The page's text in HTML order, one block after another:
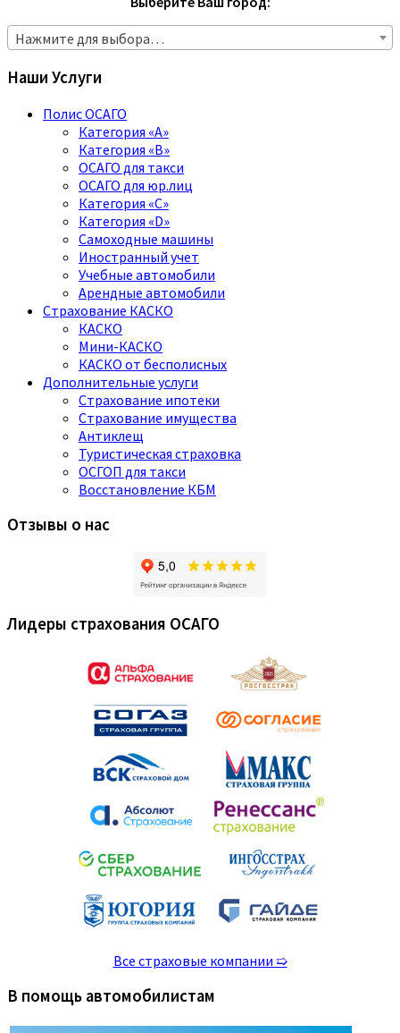
Нажмите для выбора…
Наши Услуги
Полис ОСАГО
Категория «A»
Категория «B»
ОСАГО для такси
ОСАГО для юр.лиц
Категория «C»
Категория «D»
Самоходные машины
Иностранный учет
Учебные автомобили
Арендные автомобили
Страхование КАСКО
КАСКО
Мини-КАСКО
КАСКО от бесполисных
Дополнительные услуги
Страхование ипотеки
Страхование имущества
Антиклещ
Туристическая страховка
ОСГОП для такси
Восстановление КБМ
Отзывы о нас
Лидеры страхования ОСАГО
Все страховые компании ➯
В помощь автомобилистам